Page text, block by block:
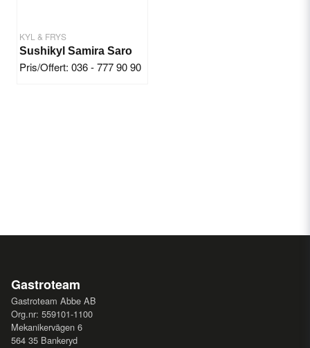
KYL & FRYS
Sushikyl Samira Saro
Pris/Offert: 036 - 777 90 90
Gastroteam
Gastroteam Abbe AB
Org.nr: 559101-1100
Mekanikervägen 6
564 35 Bankeryd